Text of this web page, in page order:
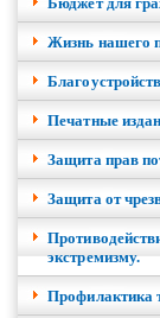
Жизнь нашего
Печатные
Защита прав
Защита от
экстремизму.
Профилактика